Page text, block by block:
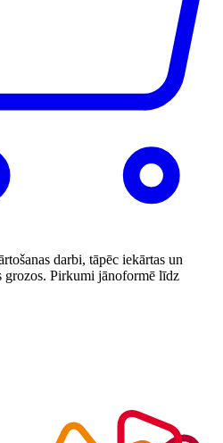
darbi, tāpēc iekārtas un
grozos. Pirkumi jānoformē līdz